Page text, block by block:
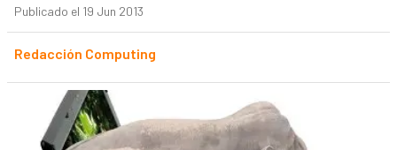
Publicado el 19 Jun 2013
Redacción Computing